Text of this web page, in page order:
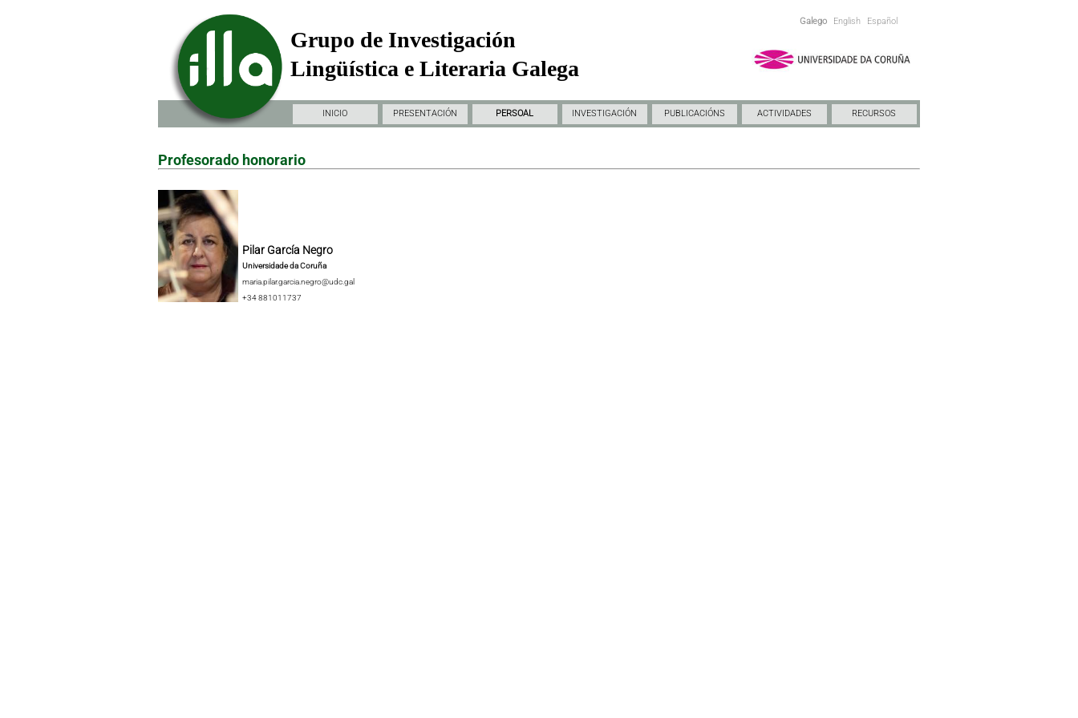
Galego English Español
Grupo de Investigación
Lingüística e Literaria Galega
INICIO PRESENTACIÓN PERSOAL INVESTIGACIÓN PUBLICACIÓNS ACTIVIDADES RECURSOS
Profesorado honorario
Pilar García Negro
Universidade da Coruña
maria.pilar.garcia.negro@udc.gal
+34 881011737